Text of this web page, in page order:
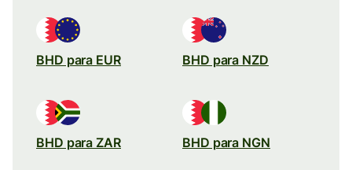
BHD para EUR BHD para NZD
BHD para ZAR BHD para NGN